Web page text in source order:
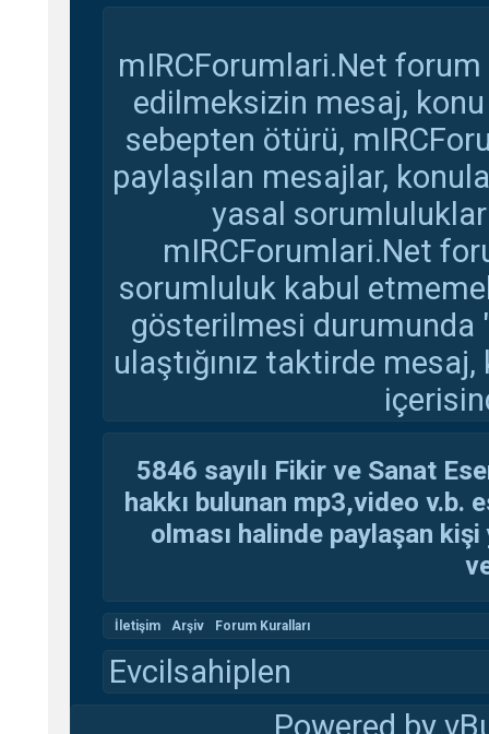
mIRCForumlari.Net
edilmeksizin mesaj,
sebepten ötürü,
paylaşılan mesajlar,
yasal
mIRCForumlari.Net
sorumluluk kabul
gösterilmesi durumunda
ulaştığınız taktirde
5846 sayılı Fikir ve Sanat
hakkı bulunan mp3,video v.b.
olması halinde paylaşan
İletişim Arşiv Forum Kuralları
Evcilsahiplen